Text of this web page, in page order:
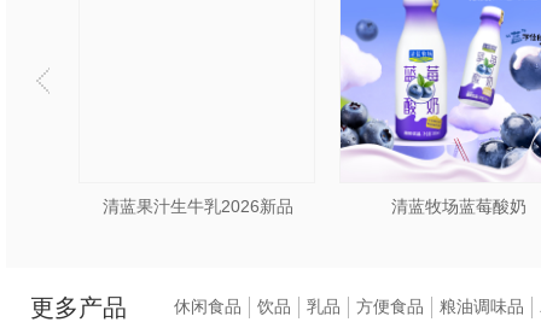
清蓝果汁生牛乳2026新品 清蓝牧场蓝莓酸奶
更多产品 休闲食品 饮品 乳品 方便食品 粮油调味品